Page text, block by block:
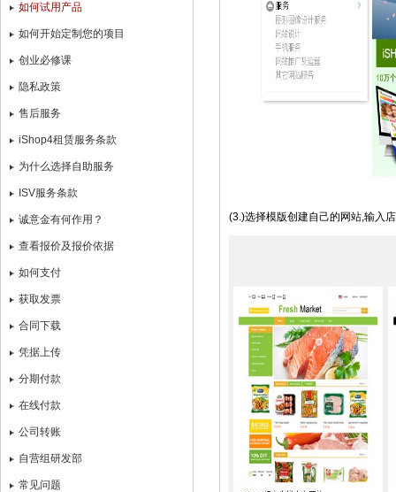
如何试用产品
如何开始定制您的项目
创业必修课
隐私政策
售后服务
iShop4租赁服务条款
为什么选择自助服务
ISV服务条款
诚意金有何作用？
查看报价及报价依据
如何支付
获取发票
合同下载
凭据上传
分期付款
在线付款
公司转账
自营组研发部
常见问题
(3.)选择模版创建自己的网站,输入